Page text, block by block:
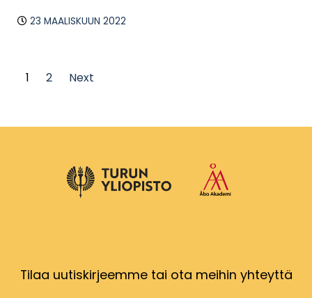
23 MAALISKUUN 2022
1 2 Next
Tilaa uutiskirjeemme tai ota meihin yhteyttä